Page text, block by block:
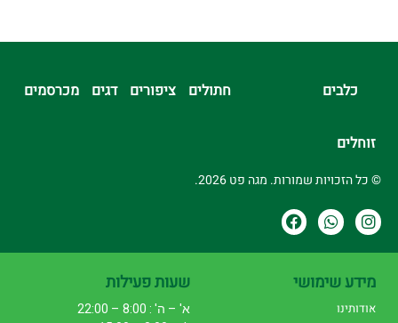
כלבים חתולים ציפורים דגים מכרסמים
זוחלים
© כל הזכויות שמורות. מגה פט 2026.
מידע שימושי
אודותינו
שעות פעילות
א' – ה' : 8:00 – 22:00